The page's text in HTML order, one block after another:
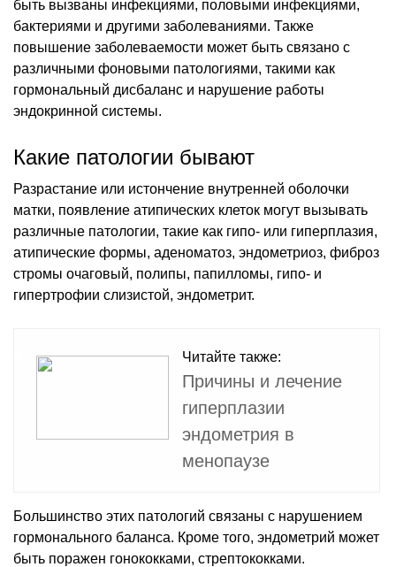
быть вызваны инфекциями, половыми инфекциями,
бактериями и другими заболеваниями. Также
повышение заболеваемости может быть связано с
различными фоновыми патологиями, такими как
гормональный дисбаланс и нарушение работы
эндокринной системы.
Какие патологии бывают
Разрастание или истончение внутренней оболочки
матки, появление атипических клеток могут вызывать
различные патологии, такие как гипо- или гиперплазия,
атипические формы, аденоматоз, эндометриоз, фиброз
стромы очаговый, полипы, папилломы, гипо- и
гипертрофии слизистой, эндометрит.
Читайте также:
Причины и лечение
гиперплазии
эндометрия в
менопаузе
Большинство этих патологий связаны с нарушением
гормонального баланса. Кроме того, эндометрий может
быть поражен гонококками, стрептококками.